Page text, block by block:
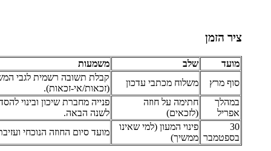
ציר הזמן
מועד שלב
משמעות
סוף מרץ
משלוח מכתבי עדכון
קבלת תשובה רשמית לגבי
(זכאות/אי-זכאות).
במהלך
אפריל
חתימה על חוזה
(לזכאים)
פנייה מחברת שיכון ובינוי
לשנה הבאה.
30
בספטמבר
פינוי המעון (למי שאינו
ממשיך)
מועד סיום החוזה הנוכחי